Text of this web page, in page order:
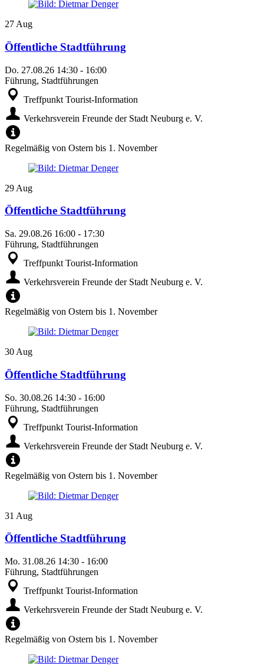
27 Aug
Öffentliche Stadtführung
Do. 27.08.26 14:30 - 16:00
Führung, Stadtführungen
Treffpunkt Tourist-Information
Verkehrsverein Freunde der Stadt Neuburg e. V.
Regelmäßig von Ostern bis 1. November
29 Aug
Öffentliche Stadtführung
Sa. 29.08.26 16:00 - 17:30
Führung, Stadtführungen
Treffpunkt Tourist-Information
Verkehrsverein Freunde der Stadt Neuburg e. V.
Regelmäßig von Ostern bis 1. November
30 Aug
Öffentliche Stadtführung
So. 30.08.26 14:30 - 16:00
Führung, Stadtführungen
Treffpunkt Tourist-Information
Verkehrsverein Freunde der Stadt Neuburg e. V.
Regelmäßig von Ostern bis 1. November
31 Aug
Öffentliche Stadtführung
Mo. 31.08.26 14:30 - 16:00
Führung, Stadtführungen
Treffpunkt Tourist-Information
Verkehrsverein Freunde der Stadt Neuburg e. V.
Regelmäßig von Ostern bis 1. November